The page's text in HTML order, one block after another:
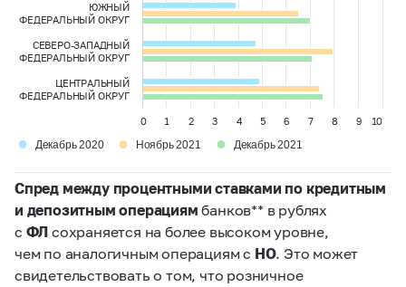
ЮЖНЫЙ
ФЕДЕРАЛЬНЫЙ ОКРУГ
СЕВЕРО-ЗАПАДНЫЙ
ФЕДЕРАЛЬНЫЙ ОКРУГ
ЦЕНТРАЛЬНЫЙ
ФЕДЕРАЛЬНЫЙ ОКРУГ
0 1 2 3 4 5 6 7 8 9 10
● Декабрь 2020 ● Ноябрь 2021 ● Декабрь 2021
Спред между процентными ставками по кредитным
и депозитным операциям банков** в рублях
с ФЛ сохраняется на более высоком уровне,
чем по аналогичным операциям с НО. Это может
свидетельствовать о том, что розничное